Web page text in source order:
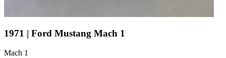
1971 | Ford Mustang Mach 1
Mach 1